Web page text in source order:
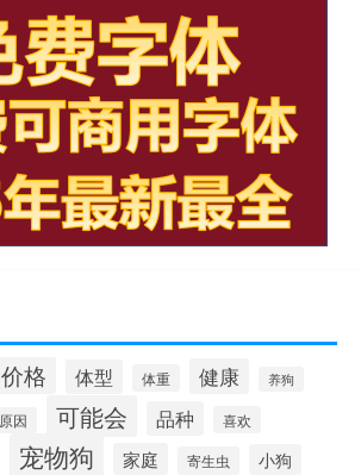
价格 体型 体重 健康 养狗
原因 可能会 品种 喜欢
宠物狗 家庭 寄生虫 小狗